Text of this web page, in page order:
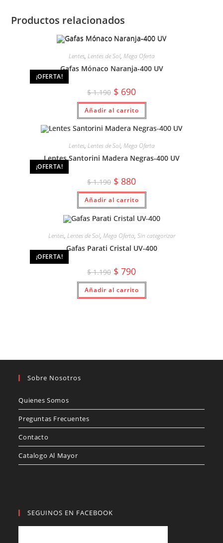
Productos relacionados
¡OFERTA!
Lentes, Lentes de Sol, Mega Oferta
Gafas Mónaco Naranja-400 UV
$1.190 El
precio
original
era:
$ 1.190.
$ 690El
actual
es:
$ 690.
Añadir al carrito
¡OFERTA!
Lentes, Lentes de Sol, Mega Oferta
Lentes Santorini Madera Negras-400 UV
$1.190 El
precio
original
era:
$ 1.190.
$ 880El
actual
es:
$ 880.
Añadir al carrito
¡OFERTA!
Lentes, Lentes de Sol, Mega Oferta, Sin categorizar
Gafas Parati Cristal UV-400
$1.190 El
precio
original
era:
$ 1.190.
$ 790El
actual
es:
$ 790.
Añadir al carrito
Sobre Nosotros
Quienes Somos
Preguntas Frecuentes
Contacto
Catalogo Al Mayor
SEGUINOS EN FACEBOOK